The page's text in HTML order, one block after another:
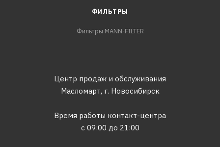
ФИЛЬТРЫ
Фильтры MANN-FILTER
Центр продаж и обслуживания
Масломарт, г. Новосибирск
Время работы контакт-центра
с 09:00 до 21:00